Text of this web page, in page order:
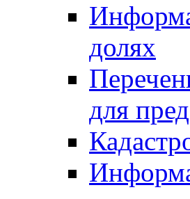
долях
для